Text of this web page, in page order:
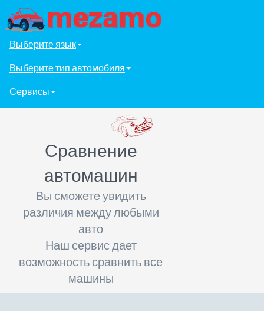
Выберите язык
Выберите тип автомобиля
Сервисы
Сравнение
автомашин
Вы сможете увидить
различия между любыми
авто
Наш сервис дает
возможность сравнить все
машины